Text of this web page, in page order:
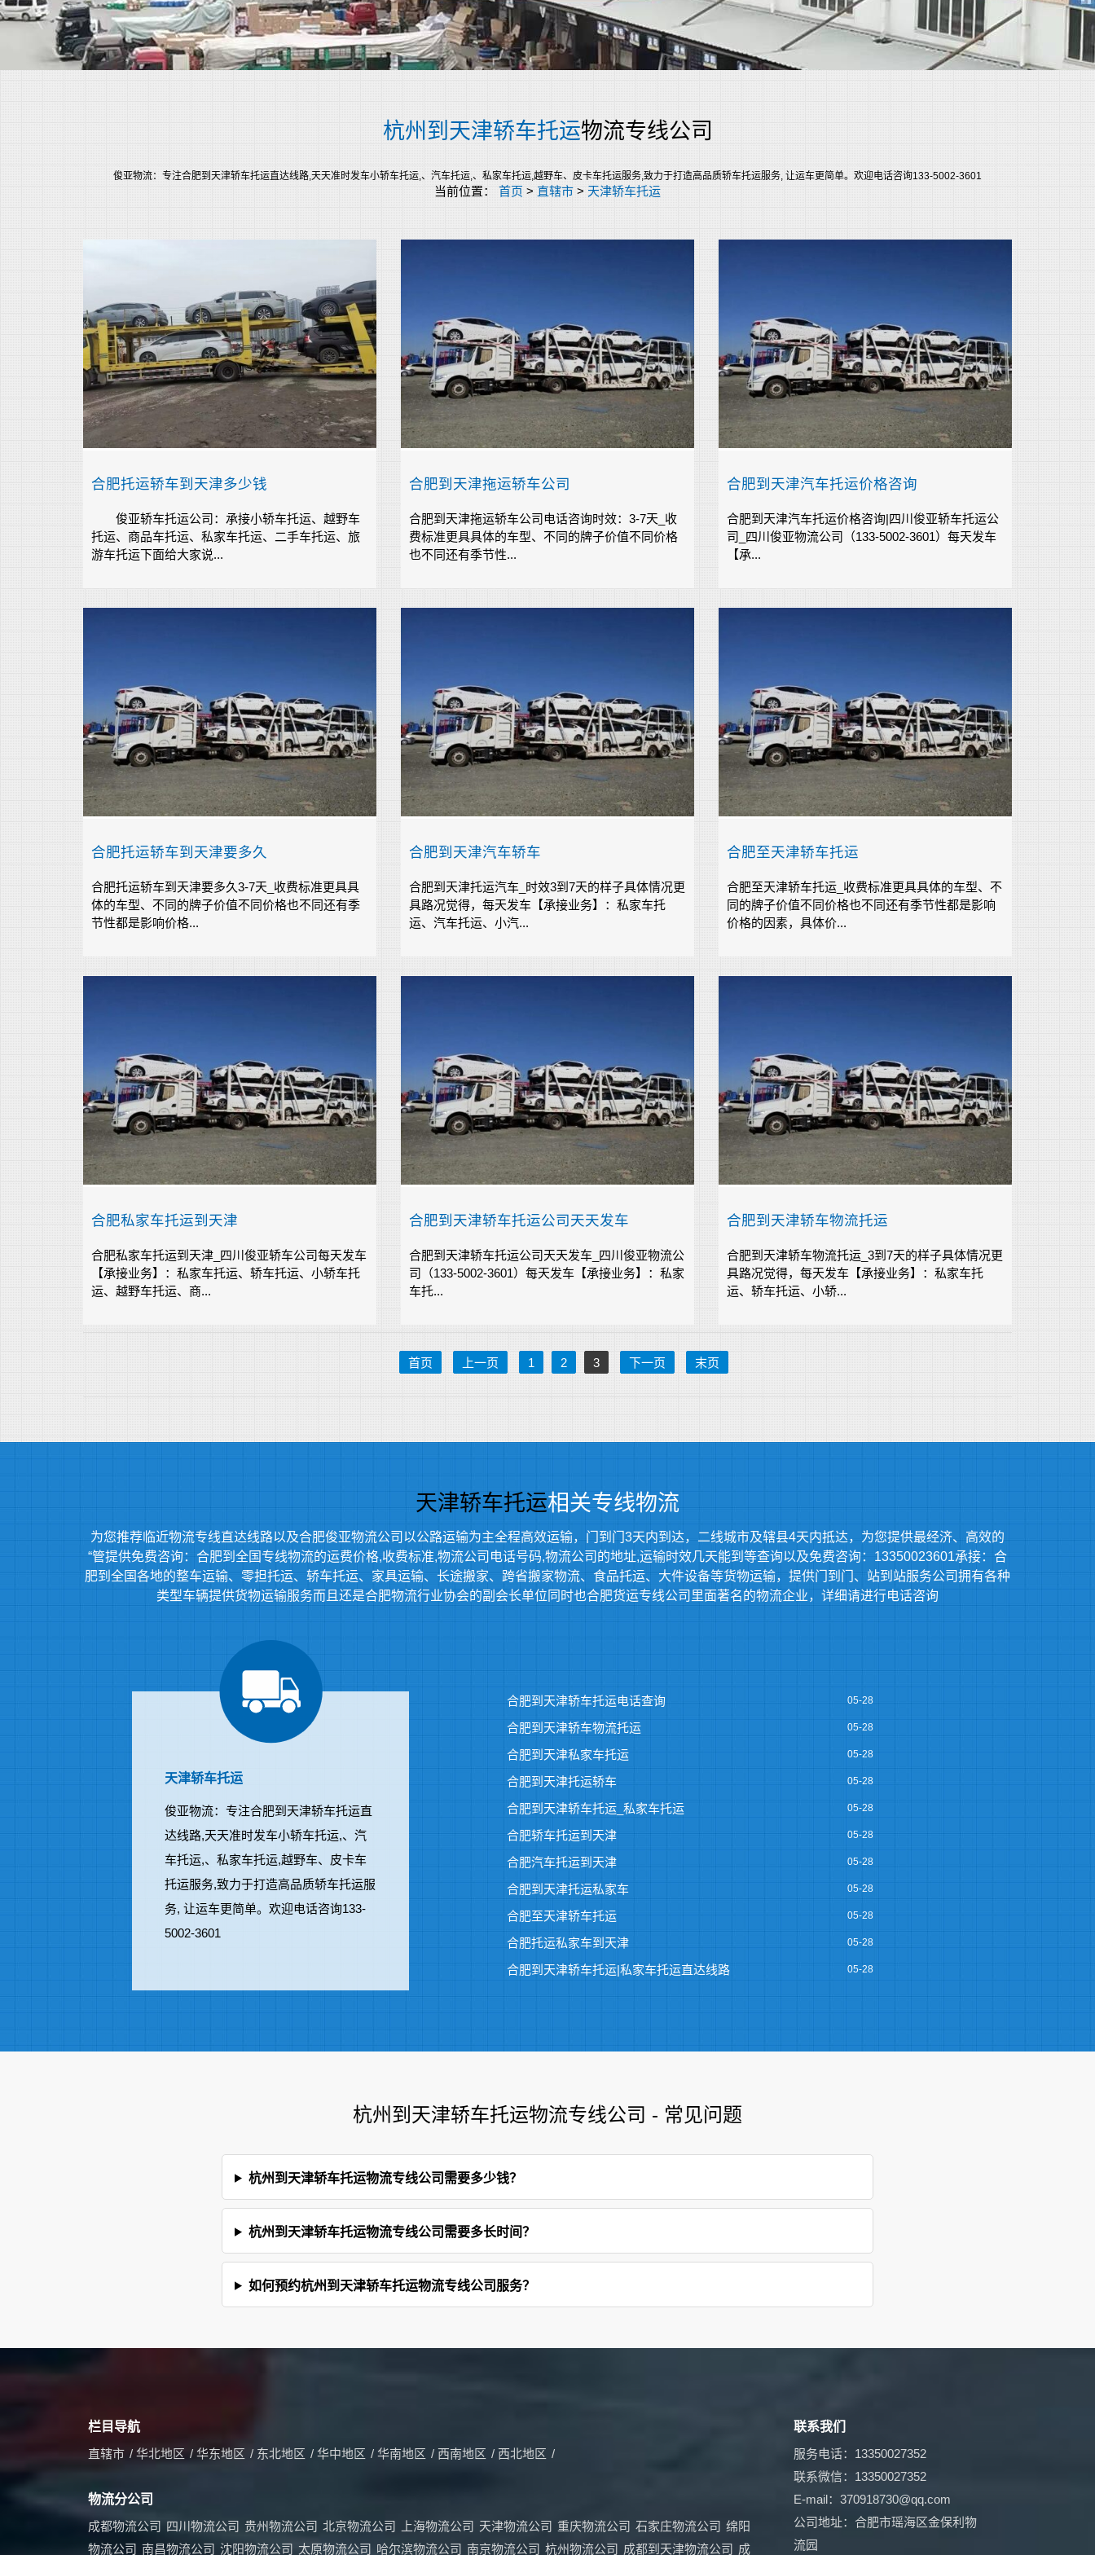
杭州到天津轿车托运物流专线公司
俊亚物流：专注合肥到天津轿车托运直达线路,天天准时发车小轿车托运,、汽车托运,、私家车托运,越野车、皮卡车托运服务,致力于打造高品质轿车托运服务, 让运车更简单。欢迎电话咨询133-5002-3601
当前位置： 首页 > 直辖市 > 天津轿车托运
合肥托运轿车到天津多少钱
俊亚轿车托运公司：承接小轿车托运、越野车
托运、商品车托运、私家车托运、二手车托运、旅
游车托运下面给大家说...
合肥到天津拖运轿车公司
合肥到天津拖运轿车公司电话咨询时效：3-7天_收
费标准更具具体的车型、不同的牌子价值不同价格
也不同还有季节性...
合肥到天津汽车托运价格咨询
合肥到天津汽车托运价格咨询|四川俊亚轿车托运公
司_四川俊亚物流公司（133-5002-3601）每天发车
【承...
合肥托运轿车到天津要多久
合肥托运轿车到天津要多久3-7天_收费标准更具具
体的车型、不同的牌子价值不同价格也不同还有季
节性都是影响价格...
合肥到天津汽车轿车
合肥到天津托运汽车_时效3到7天的样子具体情况更
具路况觉得，每天发车【承接业务】：私家车托
运、汽车托运、小汽...
合肥至天津轿车托运
合肥至天津轿车托运_收费标准更具具体的车型、不
同的牌子价值不同价格也不同还有季节性都是影响
价格的因素，具体价...
合肥私家车托运到天津
合肥私家车托运到天津_四川俊亚轿车公司每天发车
【承接业务】：私家车托运、轿车托运、小轿车托
运、越野车托运、商...
合肥到天津轿车托运公司天天发车
合肥到天津轿车托运公司天天发车_四川俊亚物流公
司（133-5002-3601）每天发车【承接业务】：私家
车托...
合肥到天津轿车物流托运
合肥到天津轿车物流托运_3到7天的样子具体情况更
具路况觉得，每天发车【承接业务】：私家车托
运、轿车托运、小轿...
首页 上一页 1 2 3 下一页 末页
天津轿车托运相关专线物流
为您推荐临近物流专线直达线路以及合肥俊亚物流公司以公路运输为主全程高效运输，门到门3天内到达，二线城市及辖县4天内抵达，为您提供最经济、高效的
“管提供免费咨询：合肥到全国专线物流的运费价格,收费标准,物流公司电话号码,物流公司的地址,运输时效几天能到等查询以及免费咨询：13350023601承接：合
肥到全国各地的整车运输、零担托运、轿车托运、家具运输、长途搬家、跨省搬家物流、食品托运、大件设备等货物运输，提供门到门、站到站服务公司拥有各种
类型车辆提供货物运输服务而且还是合肥物流行业协会的副会长单位同时也合肥货运专线公司里面著名的物流企业，详细请进行电话咨询
天津轿车托运
俊亚物流：专注合肥到天津轿车托运直
达线路,天天准时发车小轿车托运,、汽
车托运,、私家车托运,越野车、皮卡车
托运服务,致力于打造高品质轿车托运服
务, 让运车更简单。欢迎电话咨询133-
5002-3601
合肥到天津轿车托运电话查询 05-28
合肥到天津轿车物流托运 05-28
合肥到天津私家车托运 05-28
合肥到天津托运轿车 05-28
合肥到天津轿车托运_私家车托运 05-28
合肥轿车托运到天津 05-28
合肥汽车托运到天津 05-28
合肥到天津托运私家车 05-28
合肥至天津轿车托运 05-28
合肥托运私家车到天津 05-28
​合肥到天津轿车托运|私家车托运直达线路 05-28
杭州到天津轿车托运物流专线公司 - 常见问题
杭州到天津轿车托运物流专线公司需要多少钱？
杭州到天津轿车托运物流专线公司需要多长时间？
如何预约杭州到天津轿车托运物流专线公司服务？
栏目导航
直辖市 / 华北地区 / 华东地区 / 东北地区 / 华中地区 / 华南地区 / 西南地区 / 西北地区 /
物流分公司
成都物流公司 四川物流公司 贵州物流公司 北京物流公司 上海物流公司 天津物流公司 重庆物流公司 石家庄物流公司 绵阳
物流公司 南昌物流公司 沈阳物流公司 太原物流公司 哈尔滨物流公司 南京物流公司 杭州物流公司 成都到天津物流公司 成
联系我们
服务电话：13350027352
联系微信：13350027352
E-mail：370918730@qq.com
公司地址：合肥市瑶海区金保利物
流园